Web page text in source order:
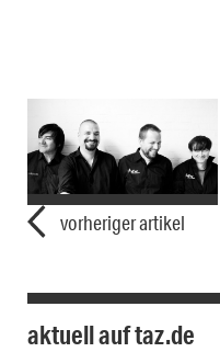
vorheriger artikel
aktuell auf taz.de